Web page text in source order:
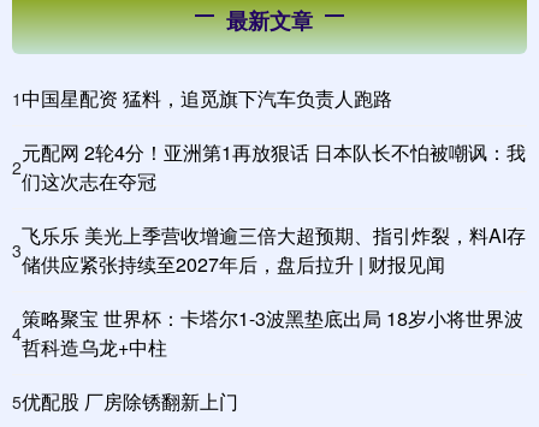
最新文章
1中国星配资 猛料，追觅旗下汽车负责人跑路
2
元配网 2轮4分！亚洲第1再放狠话 日本队长不怕被嘲讽：我
们这次志在夺冠
3
飞乐乐 美光上季营收增逾三倍大超预期、指引炸裂，料AI存
储供应紧张持续至2027年后，盘后拉升 | 财报见闻
4
策略聚宝 世界杯：卡塔尔1-3波黑垫底出局 18岁小将世界波
哲科造乌龙+中柱
5优配股 厂房除锈翻新上门